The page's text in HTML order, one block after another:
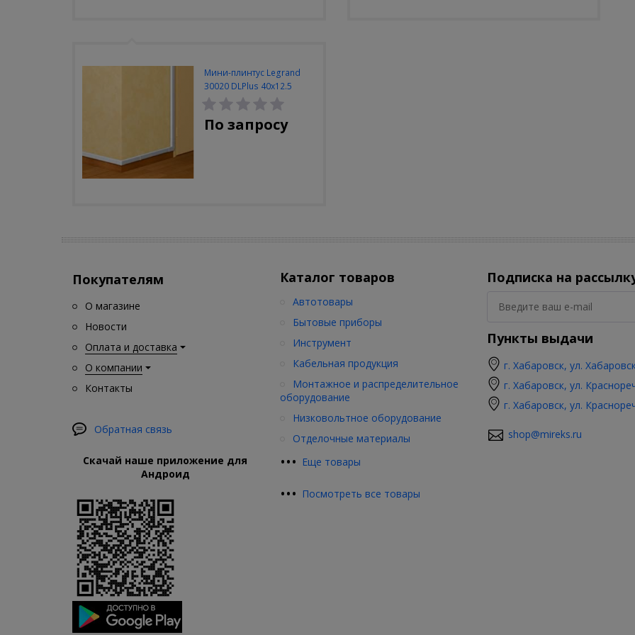
Мини-плинтус Legrand
30020 DLPlus 40x12.5
белый 2 отделения
По запросу
Покупателям
О магазине
Новости
Оплата и доставка
О компании
Контакты
Обратная связь
Скачай наше приложение для
Андроид
Каталог товаров
••• Еще товары
Автотовары
Бытовые приборы
Инструмент
Кабельная продукция
Монтажное и распределительное
оборудование
Низковольтное оборудование
Отделочные материалы
••• Посмотреть все товары
Подписка на
Пункты выдачи
г. Хабаровск, ул.
г. Хабаровск, ул.
г. Хабаровск, ул.
shop@mireks.ru